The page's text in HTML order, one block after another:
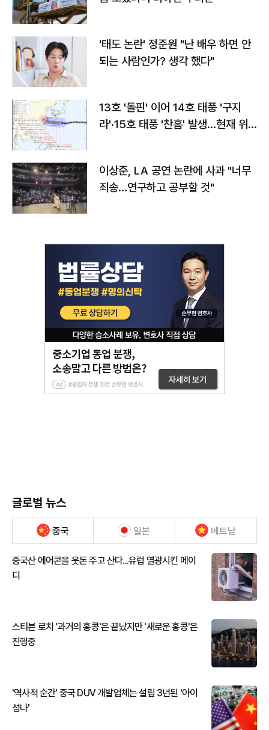
'태도 논란' 정준원 "난 배우 하면 안
되는 사람인가? 생각 했다"
13호 '돌핀' 이어 14호 태풍 '구지
라'·15호 태풍 '찬홈' 발생…현재 위
이상준, LA 공연 논란에 사과 "너무
죄송…연구하고 공부할 것"
글로벌 뉴스
중국 일본 베트남
중국산 에어콘을 웃돈 주고 산다...유럽 열광시킨 메이
디
스티븐 로치 '과거의 홍콩'은 끝났지만 '새로운 홍콩'은
진행중
'역사적 순간' 중국 DUV 개발업체는 설립 3년된 '아이
성나'